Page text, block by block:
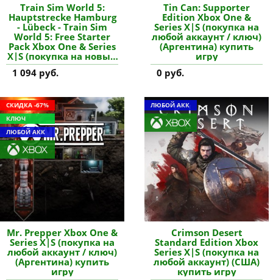
Train Sim World 5:
Hauptstrecke Hamburg
- Lübeck - Train Sim
World 5: Free Starter
Pack Xbox One & Series
X|S (покупка на новый
аккаунт) (Турция)
купить дополнение
1 094 руб.
Tin Can: Supporter
Edition Xbox One &
Series X|S (покупка на
любой аккаунт / ключ)
(Аргентина) купить
игру
0 руб.
СКИДКА -67%
КЛЮЧ
ЛЮБОЙ АКК
Mr. Prepper Xbox One &
Series X|S (покупка на
любой аккаунт / ключ)
(Аргентина) купить
игру
ЛЮБОЙ АКК
Crimson Desert
Standard Edition Xbox
Series X|S (покупка на
любой аккаунт) (США)
купить игру